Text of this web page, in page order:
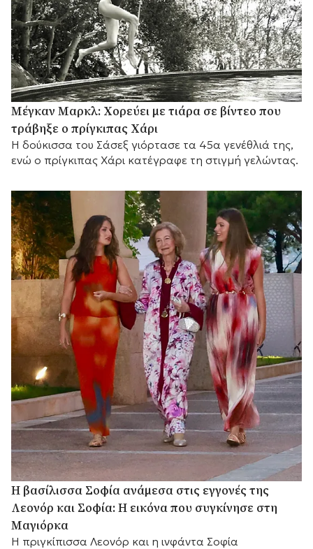
Μέγκαν Μαρκλ: Χορεύει με τιάρα σε βίντεο που
τράβηξε ο πρίγκιπας Χάρι
Η δούκισσα του Σάσεξ γιόρτασε τα 45α γενέθλιά της,
ενώ ο πρίγκιπας Χάρι κατέγραφε τη στιγμή γελώντας.
Η βασίλισσα Σοφία ανάμεσα στις εγγονές της
Λεονόρ και Σοφία: Η εικόνα που συγκίνησε στη
Μαγιόρκα
Η πριγκίπισσα Λεονόρ και η ινφάντα Σοφία